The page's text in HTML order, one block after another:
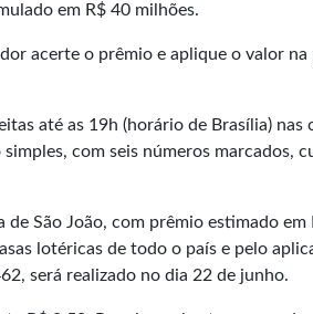
em R$ 40 milhões.
acerte o prêmio e aplique o valor
até as 19h (horário de Brasília) nas
com seis números marcados,
de São João, com prêmio estimado
lotéricas de todo o país e pelo
será realizado no dia 22 de junho.